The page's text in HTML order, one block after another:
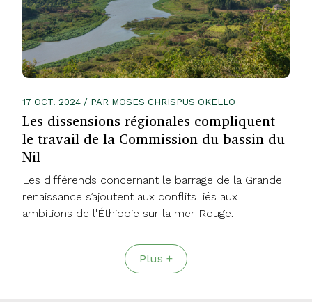
17 OCT. 2024 / PAR MOSES CHRISPUS OKELLO
Les dissensions régionales compliquent
le travail de la Commission du bassin du
Nil
Les différends concernant le barrage de la Grande
renaissance s’ajoutent aux conflits liés aux
ambitions de l'Éthiopie sur la mer Rouge.
Plus +